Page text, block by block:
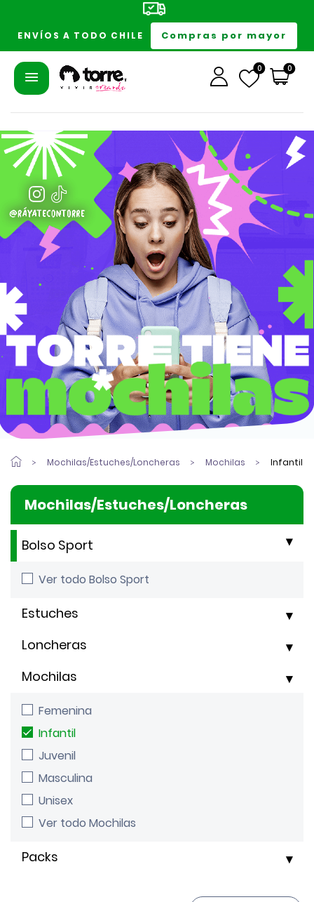
ENVÍOS A TODO CHILE Compras por mayor
0 0
Mochilas/Estuches/Loncheras Mochilas Infantil
Mochilas/Estuches/Loncheras
Ver todo Bolso Sport
Bolso Sport
Estuches
Loncheras
Femenina
Infantil
Juvenil
Masculina
Unisex
Ver todo Mochilas
Mochilas
Packs